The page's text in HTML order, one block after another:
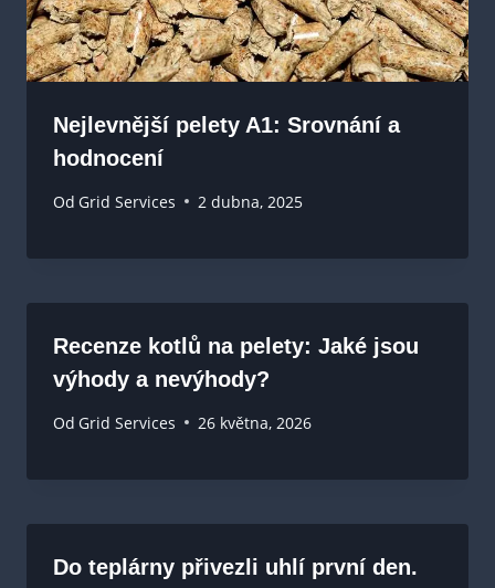
Nejlevnější pelety A1: Srovnání a
hodnocení
Od Grid Services 2 dubna, 2025
Recenze kotlů na pelety: Jaké jsou
výhody a nevýhody?
Od Grid Services 26 května, 2026
Do teplárny přivezli uhlí první den.